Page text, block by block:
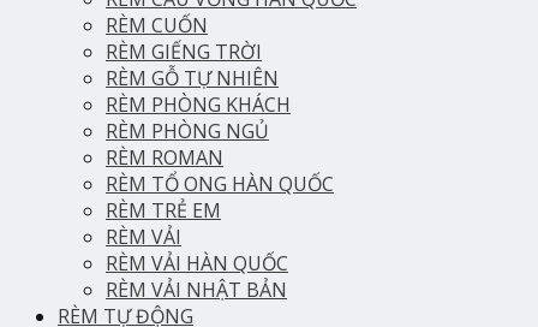
RÈM CUỐN
RÈM GIẾNG TRỜI
RÈM GỖ TỰ NHIÊN
RÈM PHÒNG KHÁCH
RÈM PHÒNG NGỦ
RÈM ROMAN
RÈM TỔ ONG HÀN QUỐC
RÈM TRẺ EM
RÈM VẢI
RÈM VẢI HÀN QUỐC
RÈM VẢI NHẬT BẢN
RÈM TỰ ĐỘNG